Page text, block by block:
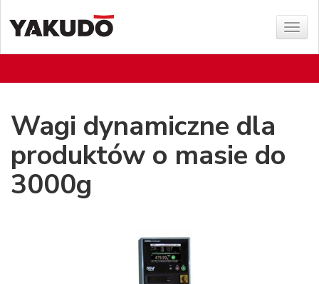
Show
menu
Wagi dynamiczne dla
produktów o masie do
3000g